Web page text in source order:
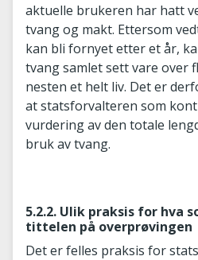
aktuelle brukeren har hatt
tvang og makt. Ettersom
kan bli fornyet etter et år,
tvang samlet sett vare over
nesten et helt liv. Det er
at statsforvalteren som
vurdering av den totale
bruk av tvang.
5.2.2. Ulik praksis for hva
tittelen på overprøvingen
Det er felles praksis for